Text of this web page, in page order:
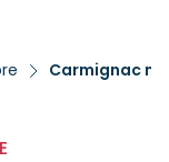
Carmignac